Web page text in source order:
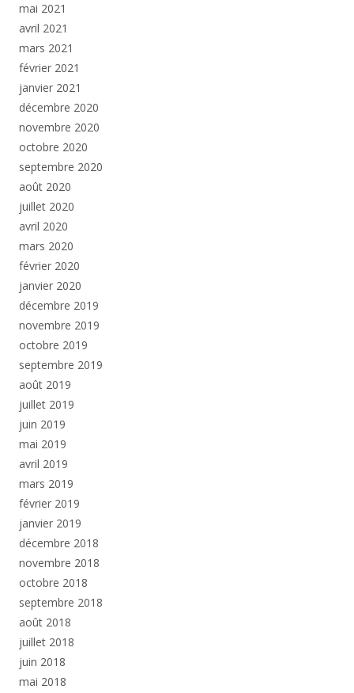
mai 2021
avril 2021
mars 2021
février 2021
janvier 2021
décembre 2020
novembre 2020
octobre 2020
septembre 2020
août 2020
juillet 2020
avril 2020
mars 2020
février 2020
janvier 2020
décembre 2019
novembre 2019
octobre 2019
septembre 2019
août 2019
juillet 2019
juin 2019
mai 2019
avril 2019
mars 2019
février 2019
janvier 2019
décembre 2018
novembre 2018
octobre 2018
septembre 2018
août 2018
juillet 2018
juin 2018
mai 2018